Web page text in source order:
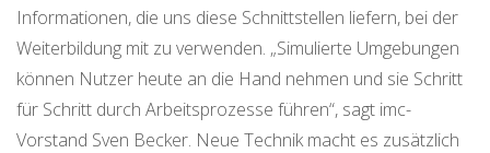
Informationen, die uns diese Schnittstellen liefern, bei der
Weiterbildung mit zu verwenden. „Simulierte Umgebungen
können Nutzer heute an die Hand nehmen und sie Schritt
für Schritt durch Arbeitsprozesse führen“, sagt imc-
Vorstand Sven Becker. Neue Technik macht es zusätzlich